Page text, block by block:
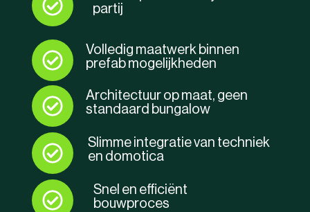
partij
Volledig maatwerk binnen
prefab mogelijkheden
Architectuur op maat, geen
standaard bungalow
Slimme integratie van techniek
en domotica
Snel en efficiënt
bouwproces